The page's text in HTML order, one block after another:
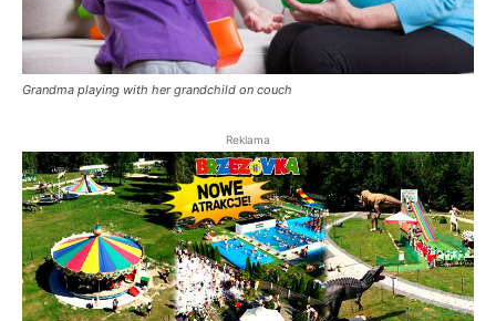
Grandma playing with her grandchild on couch
Reklama